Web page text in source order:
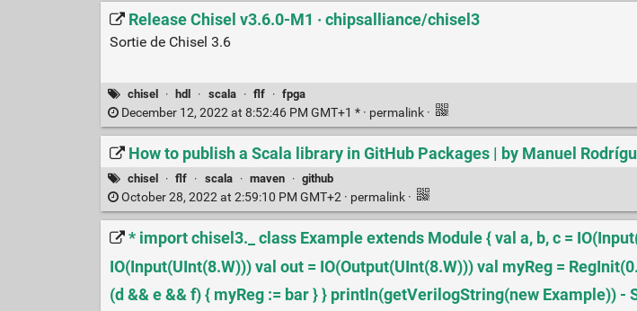
Release Chisel v3.6.0-M1 · chipsalliance/chisel3
Sortie de Chisel 3.6
chisel · hdl · scala · flf · fpga
December 12, 2022 at 8:52:46 PM GMT+1 * · permalink ·
How to publish a Scala library in GitHub Packages | by Manuel
chisel · flf · scala · maven · github
October 28, 2022 at 2:59:10 PM GMT+2 · permalink ·
* import chisel3._ class Example extends Module { val a, b, c =
IO(Input(UInt(8.W))) val out = IO(Output(UInt(8.W))) val myReg =
(d && e && f) { myReg := bar } } println(getVerilogString(new Example)) -